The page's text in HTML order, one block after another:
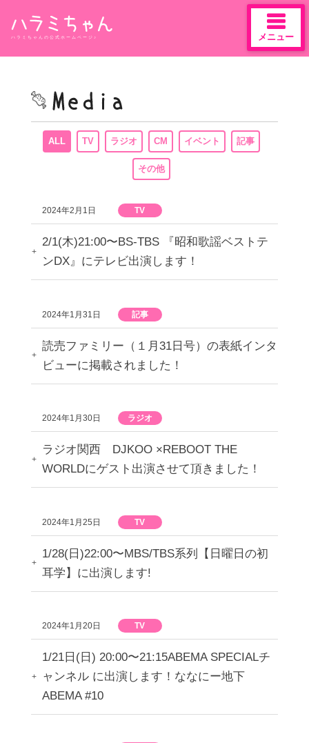
content
ハラミちゃんの公式ホームページ♪ メニュー
ALL TV ラジオ CM イベント 記事
その他
2024年2月1日 TV
2/1(木)21:00〜BS-TBS 『昭和歌謡ベストテ
ンDX』にテレビ出演します！
2024年1月31日 記事
読売ファミリー（１月31日号）の表紙インタ
ビューに掲載されました！
2024年1月30日 ラジオ
ラジオ関西 DJKOO ×REBOOT THE
WORLDにゲスト出演させて頂きました！
2024年1月25日 TV
1/28(日)22:00〜MBS/TBS系列【日曜日の初
耳学】に出演します!
2024年1月20日 TV
1/21日(日) 20:00〜21:15ABEMA SPECIALチ
ャンネル に出演します！ななにー地下
ABEMA #10